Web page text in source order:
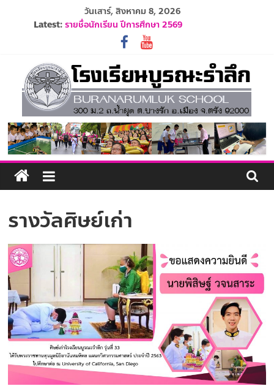
วันเสาร์, สิงหาคม 8, 2026
Latest: รายชื่อนักเรียน ปีการศึกษา 2569
ปฏิทินโรงเรียนบูรณะรำลึก ปีการศึกษา 2569
ประกาศรับสมัครครูและบุคลากร ปีการศึกษา 2569
ระเบียบการแต่งกายนักเรียน ปีการศึกษา 2569
รับสมัครนักเรียนอนุบาล 1 ปีการศึกษา 2570
โรงเรียน
บูรณะ
รำลึก
ปัญญา
มี
วินัย
ใฝ่
คุณธรรม
ค้ำจุน
สังคม
รางวัลศิษย์เก่า